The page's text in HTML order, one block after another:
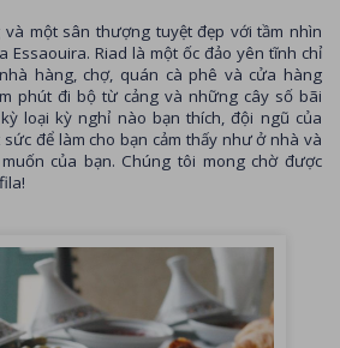
một sân thượng tuyệt đẹp với tầm nhìn
Essaouira. Riad là một ốc đảo yên tĩnh chỉ
hàng, chợ, quán cà phê và cửa hàng
phút đi bộ từ cảng và những cây số bãi
loại kỳ nghỉ nào bạn thích, đội ngũ của
để làm cho bạn cảm thấy như ở nhà và
của bạn. Chúng tôi mong chờ được